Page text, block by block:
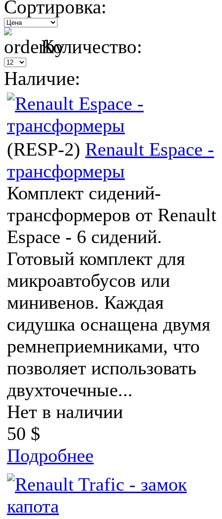
Сортировка:
Количество:
Наличие:
(RESP-2) Renault Espace -
трансформеры
Комплект сидений-
трансформеров от Renault
Espace - 6 сидений.
Готовый комплект для
микроавтобусов или
минивенов. Каждая
сидушка оснащена двумя
ремнеприемниками, что
позволяет использовать
двухточечные...
Нет в наличии
50 $
Подробнее